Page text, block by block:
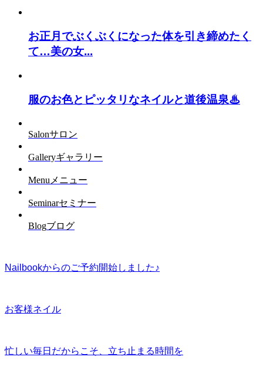
お正月でぶくぶくになった体を引き締めたく
て…美の女...
服のお色とピッタリなネイルと道後温泉♨
Salonサロン
Galleryギャラリー
Menu メニュー
Seminarセミナー
Blogブログ
Nailbookからのご予約開始しました♪
お客様ネイル
忙しい毎日だからこそ、立ち止まる時間を